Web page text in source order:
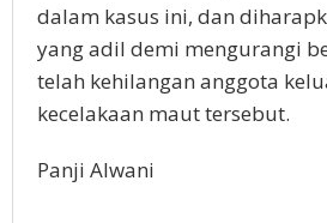
dalam kasus ini, dan
yang adil demi mengurangi
telah kehilangan anggota
kecelakaan maut tersebut.
Panji Alwani